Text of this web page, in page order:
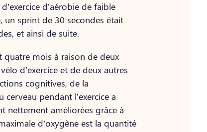
d’aérobie de faible
un sprint de 30 secondes était
et ainsi de suite.
quatre mois à raison de deux
d’exercice et de deux autres
cognitives, de la
pendant l’exercice a
nettement améliorées grâce à
d’oxygène est la quantité